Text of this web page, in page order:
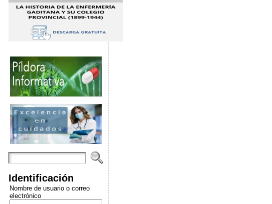
Identificación
Nombre de usuario o correo
electrónico